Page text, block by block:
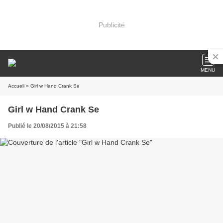
Publicité
MENU
Accueil » Girl w Hand Crank Se
Girl w Hand Crank Se
Publié le 20/08/2015 à 21:58